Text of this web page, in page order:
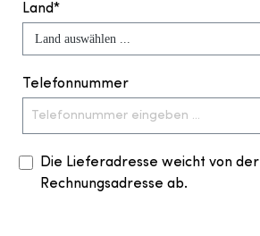
Land*
Telefonnummer
Die Lieferadresse weicht von der
Rechnungsadresse ab.